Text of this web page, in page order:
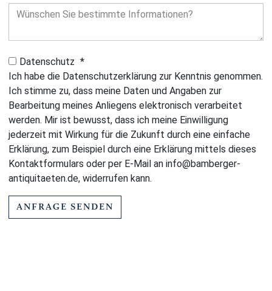
Datenschutz *
Ich habe die Datenschutzerklärung zur Kenntnis genommen.
Ich stimme zu, dass meine Daten und Angaben zur
Bearbeitung meines Anliegens elektronisch verarbeitet
werden. Mir ist bewusst, dass ich meine Einwilligung
jederzeit mit Wirkung für die Zukunft durch eine einfache
Erklärung, zum Beispiel durch eine Erklärung mittels dieses
Kontaktformulars oder per E-Mail an info@bamberger-
antiquitaeten.de, widerrufen kann.
ANFRAGE SENDEN